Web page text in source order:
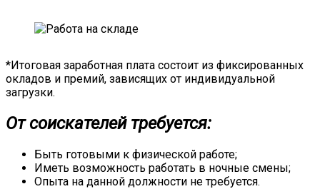
*Итоговая заработная плата состоит из фиксированных
окладов и премий, зависящих от индивидуальной
загрузки.
От соискателей требуется:
Быть готовыми к физической работе;
Иметь возможность работать в ночные смены;
Опыта на данной должности не требуется.